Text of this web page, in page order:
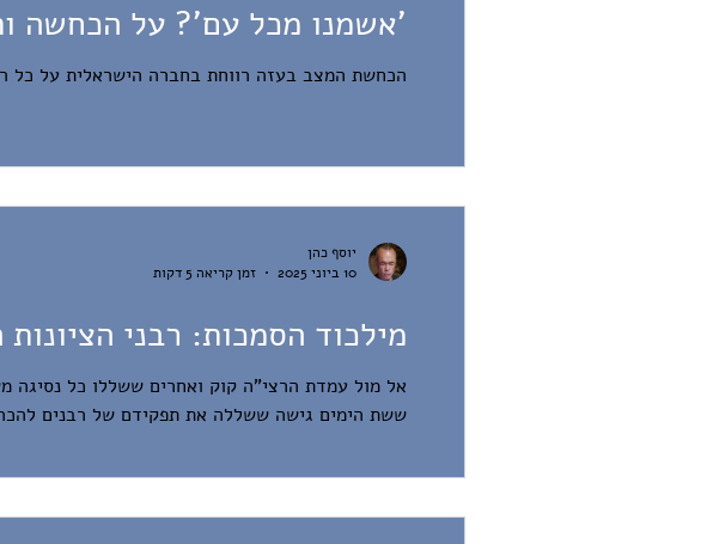
'אשמנו מכל עם'? על הכחשה
הכחשת המצב בעזה רווחת בחברה הישראלית על כל
מילכוד הסמכות: רבני
אל מול עמדת הרצי"ה קוק ואחרים ששללו כל נסיגה
ששת הימים גישה ששללה את תפקידם של רבנים
יוסף כהן
10 ביוני 2025
זמן קריאה 5 דקות